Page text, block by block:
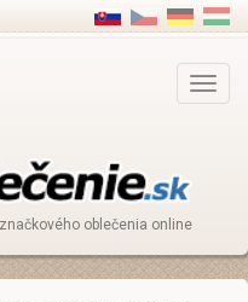
Main
Menu
oblečenia online